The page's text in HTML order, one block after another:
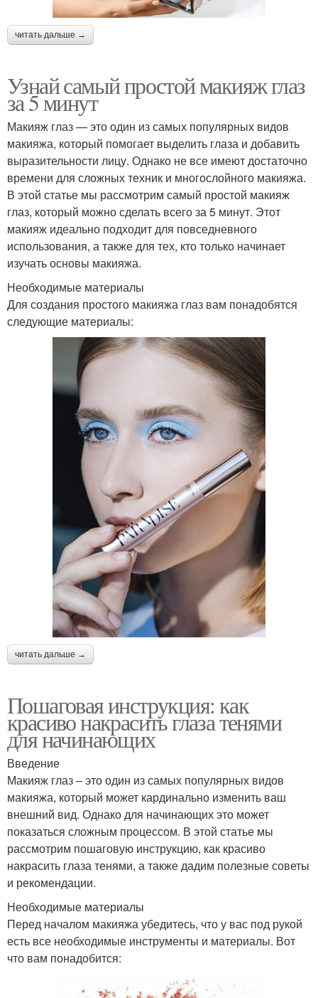
читать дальше →
Узнай самый простой макияж глаз
за 5 минут
Макияж глаз — это один из самых популярных видов
макияжа, который помогает выделить глаза и добавить
выразительности лицу. Однако не все имеют достаточно
времени для сложных техник и многослойного макияжа.
В этой статье мы рассмотрим самый простой макияж
глаз, который можно сделать всего за 5 минут. Этот
макияж идеально подходит для повседневного
использования, а также для тех, кто только начинает
изучать основы макияжа.
Необходимые материалы
Для создания простого макияжа глаз вам понадобятся
следующие материалы:
читать дальше →
Пошаговая инструкция: как
красиво накрасить глаза тенями
для начинающих
Введение
Макияж глаз – это один из самых популярных видов
макияжа, который может кардинально изменить ваш
внешний вид. Однако для начинающих это может
показаться сложным процессом. В этой статье мы
рассмотрим пошаговую инструкцию, как красиво
накрасить глаза тенями, а также дадим полезные советы
и рекомендации.
Необходимые материалы
Перед началом макияжа убедитесь, что у вас под рукой
есть все необходимые инструменты и материалы. Вот
что вам понадобится: